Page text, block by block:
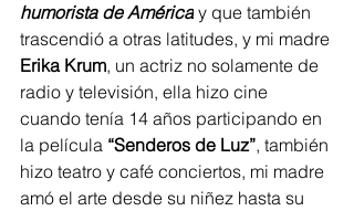
humorista de América y que también
trascendió a otras latitudes, y mi madre
Erika Krum, un actriz no solamente de
radio y televisión, ella hizo cine
cuando tenía 14 años participando en
la película “Senderos de Luz”, también
hizo teatro y café conciertos, mi madre
amó el arte desde su niñez hasta su